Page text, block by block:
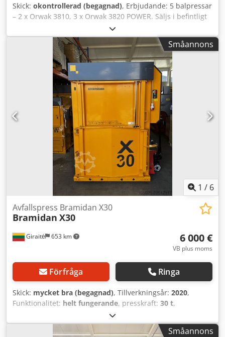
Skick: okontrollerad (begagnad), Erbjudande: 5 balpressar
– 2 x Orwak 3810, 3 x Orwak 3820 POWER. Säljs i befintligt
skick – inte våra! Dsdpfszquqvex Af Aeck
Småannons
1 / 6
Giraitė 653 km
Avfallspress Bramidan X30
Bramidan X30
6 000 €
VB plus moms
Förfråga Ringa
Skick: mycket bra (begagnad), Tillverkningsår: 2020,
Funktionalitet: helt fungerande, presskraft: 30 t,
dokumentation / manual
utrustad. Fungerar bra, ny olja. Dedpfx Ajztgn Sjf Ajck
Småannons